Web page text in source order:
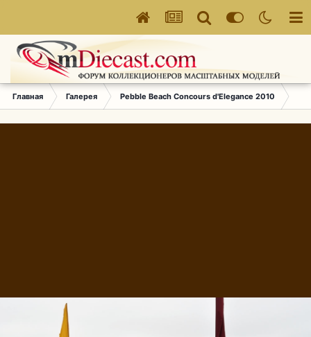
Главная Галерея Pebble Beach Concours d'Elegance 2010